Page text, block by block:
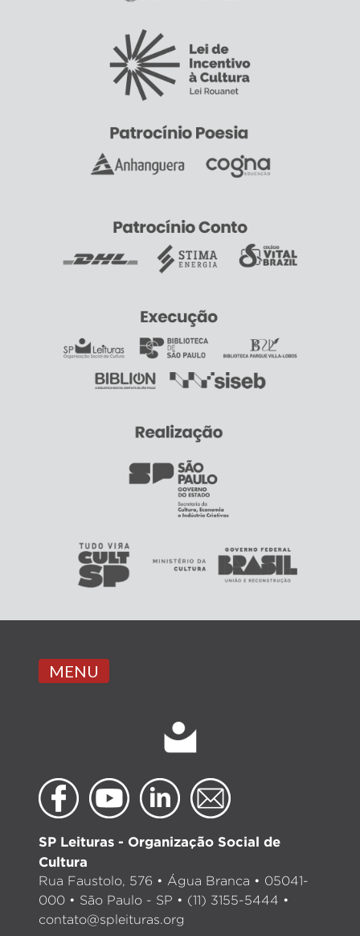
MENU
SP Leituras - Organização Social de
Cultura
Rua Faustolo, 576 • Água Branca • 05041-
000 • São Paulo - SP • (11) 3155-5444 •
contato@spleituras.org